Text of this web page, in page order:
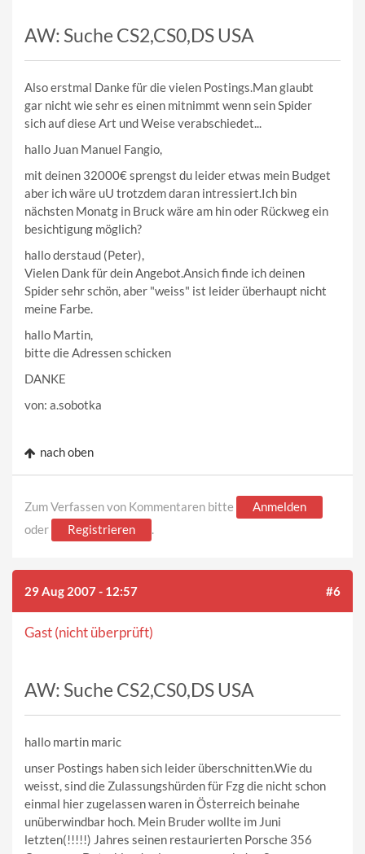
AW: Suche CS2,CS0,DS USA
Also erstmal Danke für die vielen Postings.Man glaubt
gar nicht wie sehr es einen mitnimmt wenn sein Spider
sich auf diese Art und Weise verabschiedet...
hallo Juan Manuel Fangio,
mit deinen 32000€ sprengst du leider etwas mein Budget
aber ich wäre uU trotzdem daran intressiert.Ich bin
nächsten Monatg in Bruck wäre am hin oder Rückweg ein
besichtigung möglich?
hallo derstaud (Peter),
Vielen Dank für dein Angebot.Ansich finde ich deinen
Spider sehr schön, aber "weiss" ist leider überhaupt nicht
meine Farbe.
hallo Martin,
bitte die Adressen schicken
DANKE
von: a.sobotka
nach oben
Zum Verfassen von Kommentaren bitte
Anmelden
oder
Registrieren .
29 Aug 2007 - 12:57 #6
Gast (nicht überprüft)
AW: Suche CS2,CS0,DS USA
hallo martin maric
unser Postings haben sich leider überschnitten.Wie du
weisst, sind die Zulassungshürden für Fzg die nicht schon
einmal hier zugelassen waren in Österreich beinahe
unüberwindbar hoch. Mein Bruder wollte im Juni
letzten(!!!!!) Jahres seinen restaurierten Porsche 356